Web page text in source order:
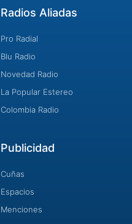
Radios Aliadas
Pro Radial
Blu Radio
Novedad Radio
La Popular Estereo
Colombia Radio
Publicidad
Cuñas
Espacios
Menciones